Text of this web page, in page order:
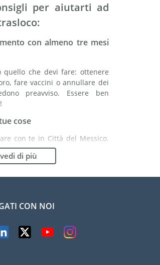
per aiutarti ad
con almeno tre mesi
che devi fare: ottenere
fare vaccini o annullare dei
preavviso. Essere ben
cose
con te in Città del Messico.
essere più vantaggioso
in loco.
di traslochi più adatta ad
vedi di più
CON NOI